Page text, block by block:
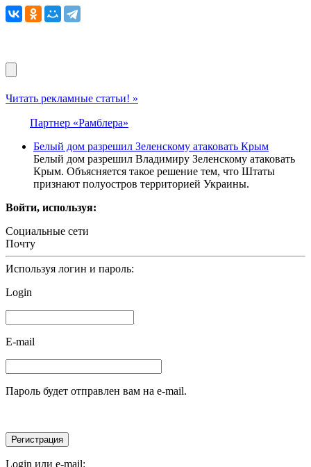
Читать рекламные статьи! »
Партнер «Рамблера»
Белый дом разрешил Зеленскому атаковать Крым
Белый дом разрешил Владимиру Зеленскому атаковать
Крым. Объясняется такое решение тем, что Штаты
признают полуостров территорией Украины.
Войти, используя:
Социальные сети
Почту
Используя логин и пароль:
Login
E-mail
Пароль будет отправлен вам на e-mail.
Login или e-mail: